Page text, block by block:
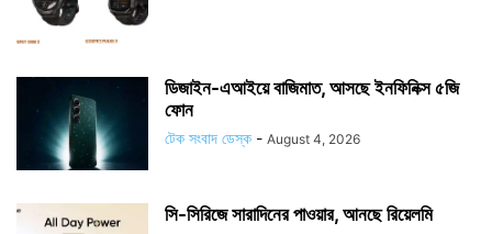
ডিজাইন-এআইয়ে বাজিমাত, আসছে ইনফিনিক্স ৫জি
ফোন
টেক সংবাদ ডেস্ক - August 4, 2026
সি-সিরিজে সারাদিনের পাওয়ার, আনছে রিয়েলমি